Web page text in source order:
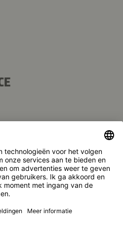
handelsmerk van Kikkoman
Japan.